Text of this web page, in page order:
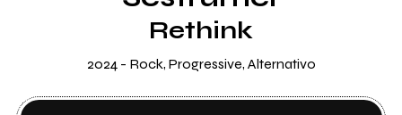
Rethink
2024 - Rock, Progressive, Alternativo